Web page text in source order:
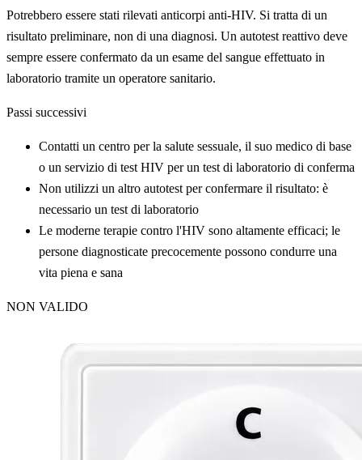
Potrebbero essere stati rilevati anticorpi anti-HIV. Si tratta di un
risultato preliminare, non di una diagnosi. Un autotest reattivo deve
sempre essere confermato da un esame del sangue effettuato in
laboratorio tramite un operatore sanitario.
Passi successivi
Contatti un centro per la salute sessuale, il suo medico di base
o un servizio di test HIV per un test di laboratorio di conferma
Non utilizzi un altro autotest per confermare il risultato: è
necessario un test di laboratorio
Le moderne terapie contro l'HIV sono altamente efficaci; le
persone diagnosticate precocemente possono condurre una
vita piena e sana
NON VALIDO